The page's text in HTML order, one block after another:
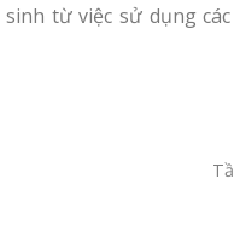
từ việc sử dụng các